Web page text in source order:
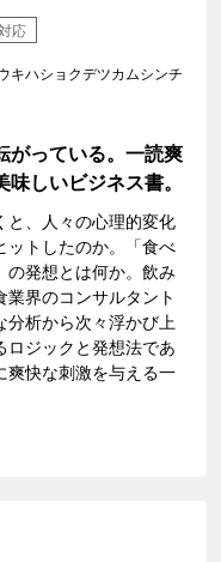
応
キハショクデツカムシンチ
がっている。一読爽
しいビジネス書。
と、人々の心理的変化
ットしたのか。「食べ
の発想とは何か。飲み
界のコンサルタント
分析から次々浮かび上
ジックと発想法であ
爽快な刺激を与える一